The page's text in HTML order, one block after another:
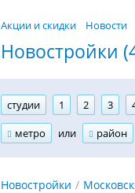
Акции и скидки Новости
Новостройки
студии 1 2 3
метро
или район
Новостройки